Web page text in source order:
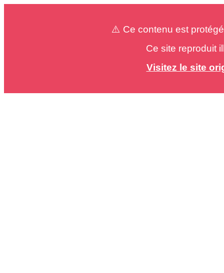
⚠️ Ce contenu est
Ce site reproduit
Visitez le site